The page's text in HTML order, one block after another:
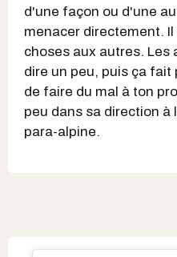
d'une façon ou d'une
menacer directement.
choses aux autres. Les
dire un peu, puis ça fait
de faire du mal à ton
peu dans sa direction à
para-alpine.